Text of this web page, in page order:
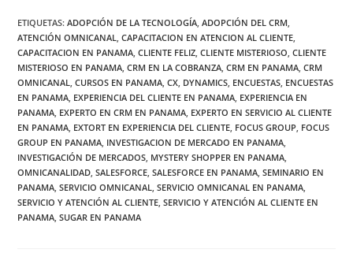
ETIQUETAS:ADOPCIÓN DE LA TECNOLOGÍA, ADOPCIÓN DEL CRM,
ATENCIÓN OMNICANAL, CAPACITACION EN ATENCION AL CLIENTE,
CAPACITACION EN PANAMA, CLIENTE FELIZ, CLIENTE MISTERIOSO, CLIENTE
MISTERIOSO EN PANAMA, CRM EN LA COBRANZA, CRM EN PANAMA, CRM
OMNICANAL, CURSOS EN PANAMA, CX, DYNAMICS, ENCUESTAS, ENCUESTAS
EN PANAMA, EXPERIENCIA DEL CLIENTE EN PANAMA, EXPERIENCIA EN
PANAMA, EXPERTO EN CRM EN PANAMA, EXPERTO EN SERVICIO AL CLIENTE
EN PANAMA, EXTORT EN EXPERIENCIA DEL CLIENTE, FOCUS GROUP, FOCUS
GROUP EN PANAMA, INVESTIGACION DE MERCADO EN PANAMA,
INVESTIGACIÓN DE MERCADOS, MYSTERY SHOPPER EN PANAMA,
OMNICANALIDAD, SALESFORCE, SALESFORCE EN PANAMA, SEMINARIO EN
PANAMA, SERVICIO OMNICANAL, SERVICIO OMNICANAL EN PANAMA,
SERVICIO Y ATENCIÓN AL CLIENTE, SERVICIO Y ATENCIÓN AL CLIENTE EN
PANAMA, SUGAR EN PANAMA